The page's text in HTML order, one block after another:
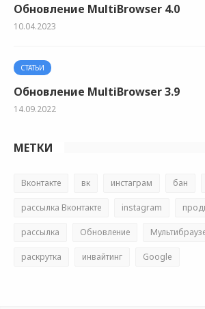
Обновление MultiBrowser 4.0
10.04.2023
СТАТЬИ
Обновление MultiBrowser 3.9
14.09.2022
МЕТКИ
Вконтакте вк инстаграм бан
рассылка Вконтакте instagram
рассылка Обновление
раскрутка инвайтинг Google